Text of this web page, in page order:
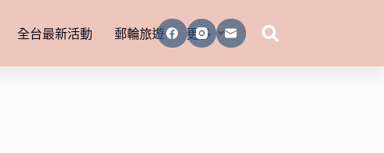
全台最新活動 郵輪旅遊 更多